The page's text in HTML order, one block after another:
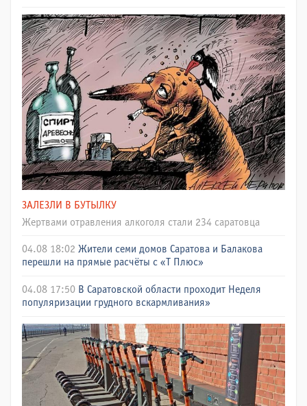
ЗАЛЕЗЛИ В БУТЫЛКУ
Жертвами отравления алкоголя стали 234 саратовца
04.08 18:02 Жители семи домов Саратова и Балакова
перешли на прямые расчёты с «Т Плюс»
04.08 17:50 В Саратовской области проходит Неделя
популяризации грудного вскармливания»